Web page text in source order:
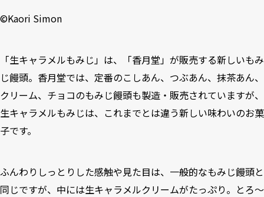
©️Kaori Simon
「生キャラメルもみじ」は、「香月堂」が販売する新しいもみ
じ饅頭。香月堂では、定番のこしあん、つぶあん、抹茶あん、
クリーム、チョコのもみじ饅頭も製造・販売されていますが、
生キャラメルもみじは、これまでとは違う新しい味わいのお菓
子です。
ふんわりしっとりした感触や見た目は、一般的なもみじ饅頭と
同じですが、中には生キャラメルクリームがたっぷり。とろ〜